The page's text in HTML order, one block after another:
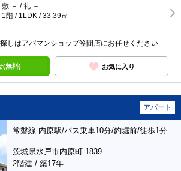
敷 － / 礼 －
1階 / 1LDK / 33.39㎡
しはアパマンショップ笠間店にお任せください
(無料) お気に入り
アパート
常磐線 内原駅/バス乗車10分/釣堀前/徒歩1分
茨城県水戸市内原町 1839
2階建 / 築17年